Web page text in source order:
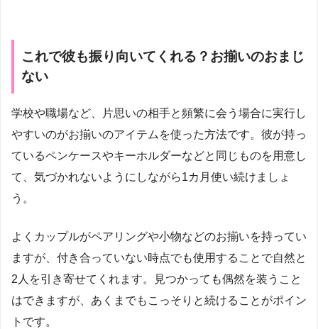
これで彼も振り向いてくれる？お揃いのおまじ
ない
学校や職場など、片思いの相手と頻繁に会う場合に実行し
やすいのがお揃いのアイテムを使った方法です。彼が持っ
ているペンケースやキーホルダーなどと同じものを用意し
て、気づかれないようにしながら1カ月使い続けましょ
う。
よくカップルがペアリングや小物などのお揃いを持ってい
ますが、付き合っていない時点でも使用することで自然と
2人を引き寄せてくれます。見つかっても偶然を装うこと
はできますが、あくまでもこっそりと続けることがポイン
トです。